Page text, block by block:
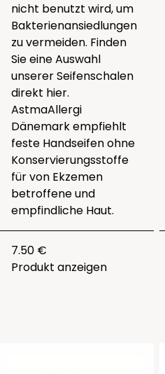
nicht benutzt wird, um
Bakterienansiedlungen
zu vermeiden. Finden
Sie eine Auswahl
unserer Seifenschalen
direkt hier.
AstmaAllergi
Dänemark empfiehlt
feste Handseifen ohne
Konservierungsstoffe
für von Ekzemen
betroffene und
empfindliche Haut.
7.50 €
Produkt anzeigen